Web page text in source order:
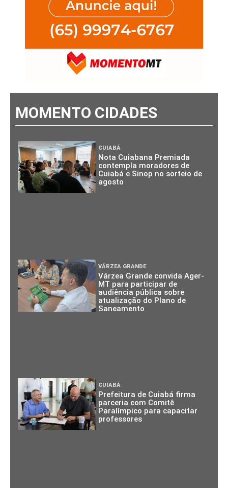
MOMENTO CIDADES
CUIABÁ
Nota Cuiabana Premiada
contempla moradores de
Cuiabá e Sinop no sorteio de
agosto
VÁRZEA GRANDE
Várzea Grande convida Ager-
MT para participar de
audiência pública sobre
atualização do Plano de
Saneamento
CUIABÁ
Prefeitura de Cuiabá firma
parceria com Comitê
Paralímpico para capacitar
professores